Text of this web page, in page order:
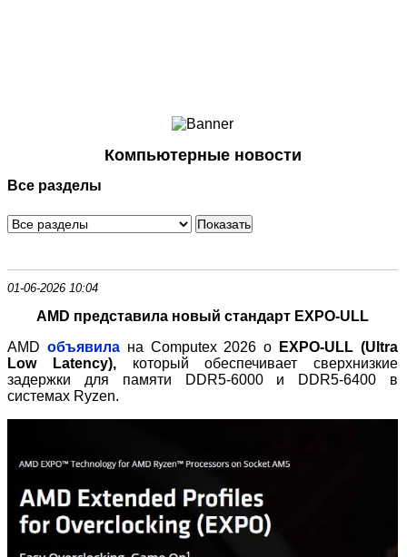
Смартфоны
Периферия
Программное обеспечение
Компьютерные новости
Все разделы
01-06-2026 10:04
AMD представила новый стандарт EXPO‑ULL
AMD объявилана Computex 2026 о EXPO‑ULL (Ultra
Low Latency), который обеспечивает сверхнизкие
задержки для памяти DDR5‑6000 и DDR5‑6400 в
системах Ryzen.